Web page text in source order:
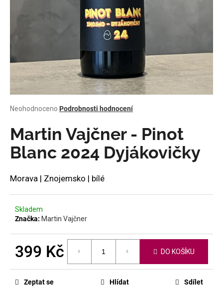
Průměrné
produktu
je
0,0
hvězdiček.
Neohodnoceno Podrobnosti hodnocení
Martin Vajčner - Pinot
Blanc 2024 Dyjákovičky
Morava | Znojemsko | bílé
Skladem
Značka: Martin Vajčner
399 Kč DO KOŠÍKU
Zeptat se Hlídat Sdílet
?
D
p
o
u
č
u
e
m
e